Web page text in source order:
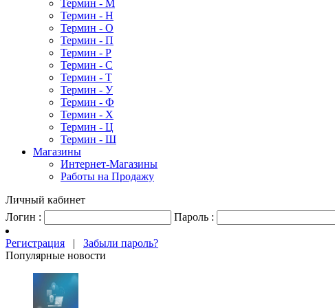
Термин - М
Термин - Н
Термин - О
Термин - П
Термин - Р
Термин - С
Термин - Т
Термин - У
Термин - Ф
Термин - Х
Термин - Ц
Термин - Ш
Магазины
Интернет-Магазины
Работы на Продажу
Личный кабинет
Логин :
Пароль :
Регистрация | Забыли пароль?
Популярные новости